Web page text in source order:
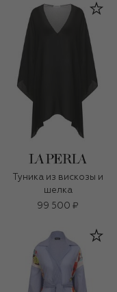
Туника из вискозы и
шелка
99 500 ₽